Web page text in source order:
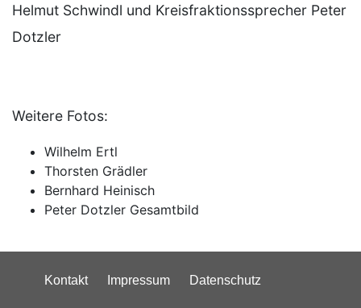
Helmut Schwindl und Kreisfraktionssprecher Peter
Dotzler
Weitere Fotos:
Wilhelm Ertl
Thorsten Grädler
Bernhard Heinisch
Peter Dotzler Gesamtbild
Kontakt Impressum Datenschutz